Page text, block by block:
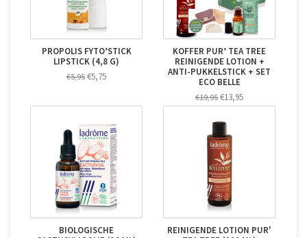
PROPOLIS FYTO’STICK
LIPSTICK (4,8 G)
€5,95 €5,75
KOFFER PUR’ TEA TREE
REINIGENDE LOTION +
ANTI-PUKKELSTICK + SET
ECO BELLE
€19,95 €13,95
BIOLOGISCHE
REINIGENDE LOTION PUR'